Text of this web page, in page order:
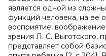
является одной из
функций человека, на ее
восприятие,
зрения Л. С. Выготского,
представляет собой